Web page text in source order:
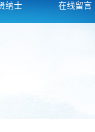
纳士 在线留言